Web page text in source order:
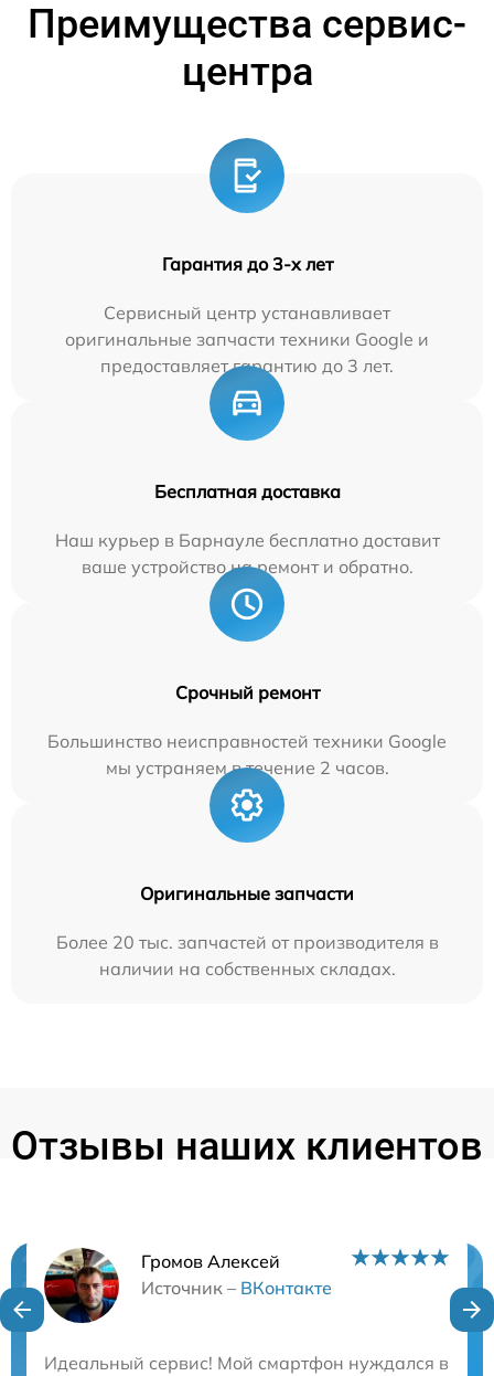
Преимущества сервис-
центра
Гарантия до 3-х лет
Сервисный центр устанавливает
оригинальные запчасти техники Google и
предоставляет гарантию до 3 лет.
Бесплатная доставка
Наш курьер в Барнауле бесплатно доставит
ваше устройство на ремонт и обратно.
Срочный ремонт
Большинство неисправностей техники Google
мы устраняем в течение 2 часов.
Оригинальные запчасти
Более 20 тыс. запчастей от производителя в
наличии на собственных складах.
Отзывы наших клиентов
Громов Алексей
Источник – ВКонтакте
Идеальный сервис! Мой смартфон нуждался в
Нужна консультация?